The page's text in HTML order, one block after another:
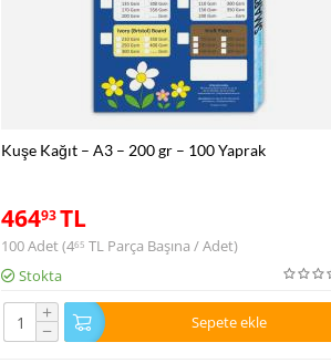
Kuşe Kağıt – A3 – 200 gr – 100 Yaprak
46493TL
100 Adet (465 TL Parça Başına / Adet)
Stokta
+
− Sepete ekle